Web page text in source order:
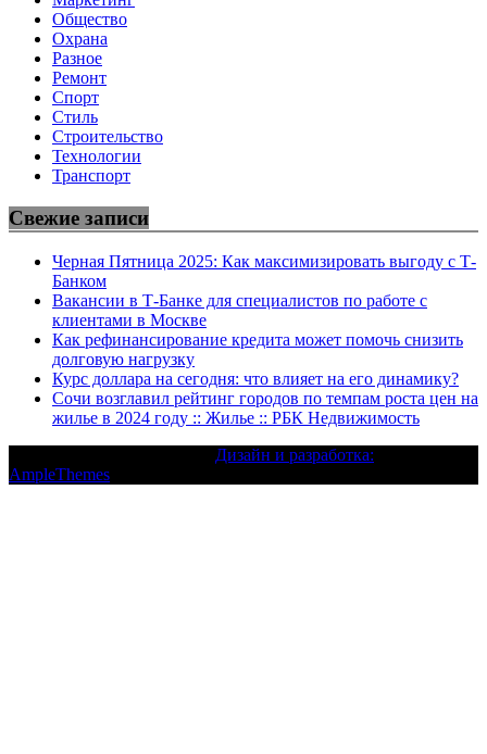
Общество
Охрана
Разное
Ремонт
Спорт
Стиль
Строительство
Технологии
Транспорт
Свежие записи
Черная Пятница 2025: Как максимизировать выгоду с Т-
Банком
Вакансии в Т-Банке для специалистов по работе с
клиентами в Москве
Как рефинансирование кредита может помочь снизить
долговую нагрузку
Курс доллара на сегодня: что влияет на его динамику?
Сочи возглавил рейтинг городов по темпам роста цен на
жилье в 2024 году :: Жилье :: РБК Недвижимость
Дизайн и разработка:
AmpleThemes